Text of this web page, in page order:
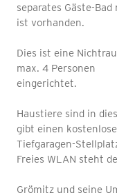
separates Gäste-
ist vorhanden.
Dies ist eine
max. 4 Personen
eingerichtet.
Haustiere sind in
gibt einen
Tiefgaragen-
Freies WLAN steht
Grömitz und seine